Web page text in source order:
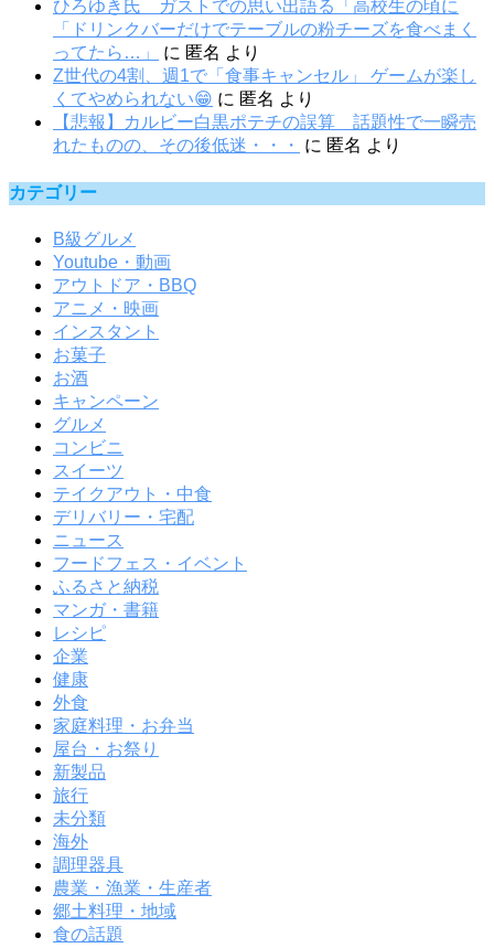
ひろゆき氏 ガストでの思い出語る「高校生の頃に
「ドリンクバーだけでテーブルの粉チーズを食べまく
ってたら…」
に 匿名 より
Z世代の4割、週1で「食事キャンセル」 ゲームが楽し
くてやめられない😁 に 匿名 より
【悲報】カルビー白黒ポテチの誤算 話題性で一瞬売
れたものの、その後低迷・・・
に 匿名 より
カテゴリー
B級グルメ
Youtube・動画
アウトドア・BBQ
アニメ・映画
インスタント
お菓子
お酒
キャンペーン
グルメ
コンビニ
スイーツ
テイクアウト・中食
デリバリー・宅配
ニュース
フードフェス・イベント
ふるさと納税
マンガ・書籍
レシピ
企業
健康
外食
家庭料理・お弁当
屋台・お祭り
新製品
旅行
未分類
海外
調理器具
農業・漁業・生産者
郷土料理・地域
食の話題